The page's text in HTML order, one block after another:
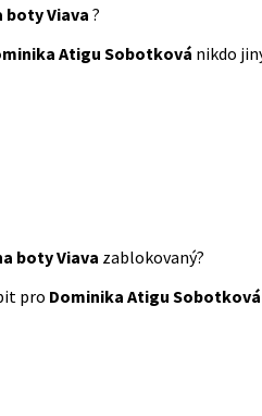
boty Viava ?
Atigu Sobotková nikdo
boty Viava zablokovaný?
pro Dominika Atigu Sobotková